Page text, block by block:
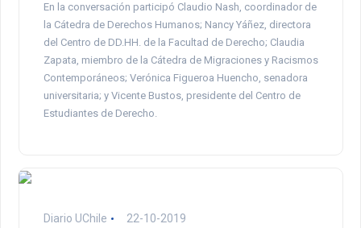
En la conversación participó Claudio Nash, coordinador de
la Cátedra de Derechos Humanos; Nancy Yáñez, directora
del Centro de DD.HH. de la Facultad de Derecho; Claudia
Zapata, miembro de la Cátedra de Migraciones y Racismos
Contemporáneos; Verónica Figueroa Huencho, senadora
universitaria; y Vicente Bustos, presidente del Centro de
Estudiantes de Derecho.
Diario UChile 22-10-2019